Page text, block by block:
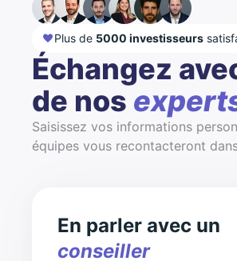
Plus de 5000 investisseurs
Échangez
de nos
Saisissez vos informations
équipes vous recontacteront
En parler avec un
conseiller